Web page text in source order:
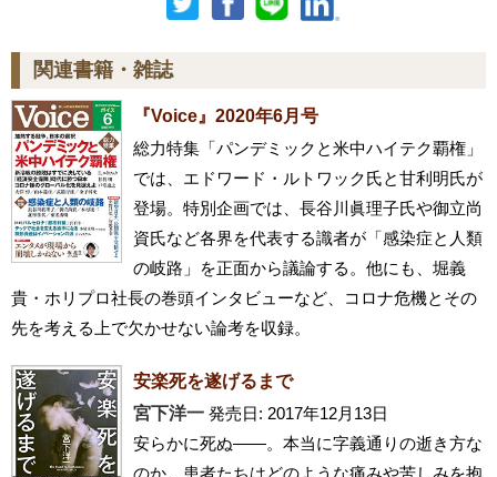
関連書籍・雑誌
『Voice』2020年6月号
総力特集「パンデミックと米中ハイテク覇権」
では、エドワード・ルトワック氏と甘利明氏が
登場。特別企画では、長谷川眞理子氏や御立尚
資氏など各界を代表する識者が「感染症と人類
の岐路」を正面から議論する。他にも、堀義
貴・ホリプロ社長の巻頭インタビューなど、コロナ危機とその
先を考える上で欠かせない論考を収録。
安楽死を遂げるまで
宮下洋一 発売日: 2017年12月13日
安らかに死ぬ――。本当に字義通りの逝き方な
のか。患者たちはどのような痛みや苦しみを抱